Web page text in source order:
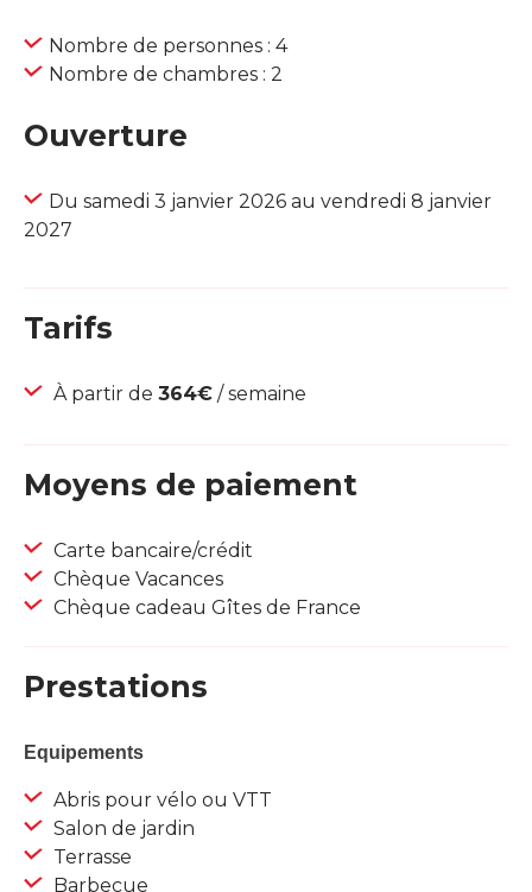
Nombre de personnes : 4
Nombre de chambres : 2
Ouverture
Du samedi 3 janvier 2026 au vendredi 8 janvier
2027
Tarifs
À partir de 364€ / semaine
Moyens de paiement
Carte bancaire/crédit
Chèque Vacances
Chèque cadeau Gîtes de France
Prestations
Equipements
Abris pour vélo ou VTT
Salon de jardin
Terrasse
Barbecue